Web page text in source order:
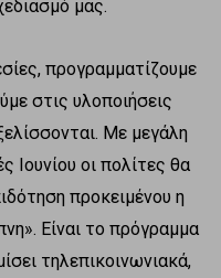
μας.
προγραμματίζουμε
στις υλοποιήσεις
Με μεγάλη
Ιουνίου οι πολίτες θα
προκειμένου η
Είναι το πρόγραμμα
τηλεπικοινωνιακά,